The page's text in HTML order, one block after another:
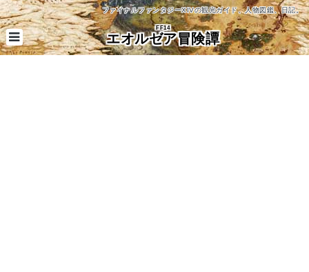
ファイナルファンタジーXIVの観光ガイド、人物図鑑、日記。
FF14
エオルゼア冒険譚